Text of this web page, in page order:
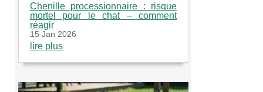
Chenille processionnaire : risque
mortel pour le chat – comment
réagir
15 Jan 2026
lire plus